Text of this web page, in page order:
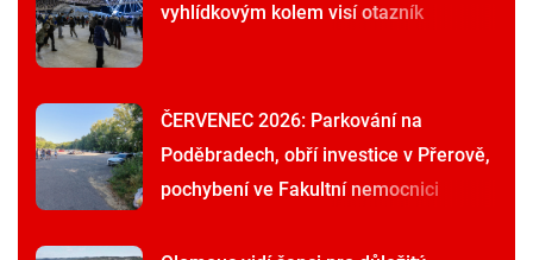
vyhlídkovým kolem visí otazník
ČERVENEC 2026: Parkování na
Poděbradech, obří investice v Přerově,
pochybení ve Fakultní nemocnici